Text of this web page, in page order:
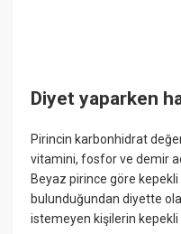
Diyet yaparken
Pirincin karbonhidrat
vitamini, fosfor ve demir
Beyaz pirince göre
bulunduğundan diyette
istemeyen kişilerin